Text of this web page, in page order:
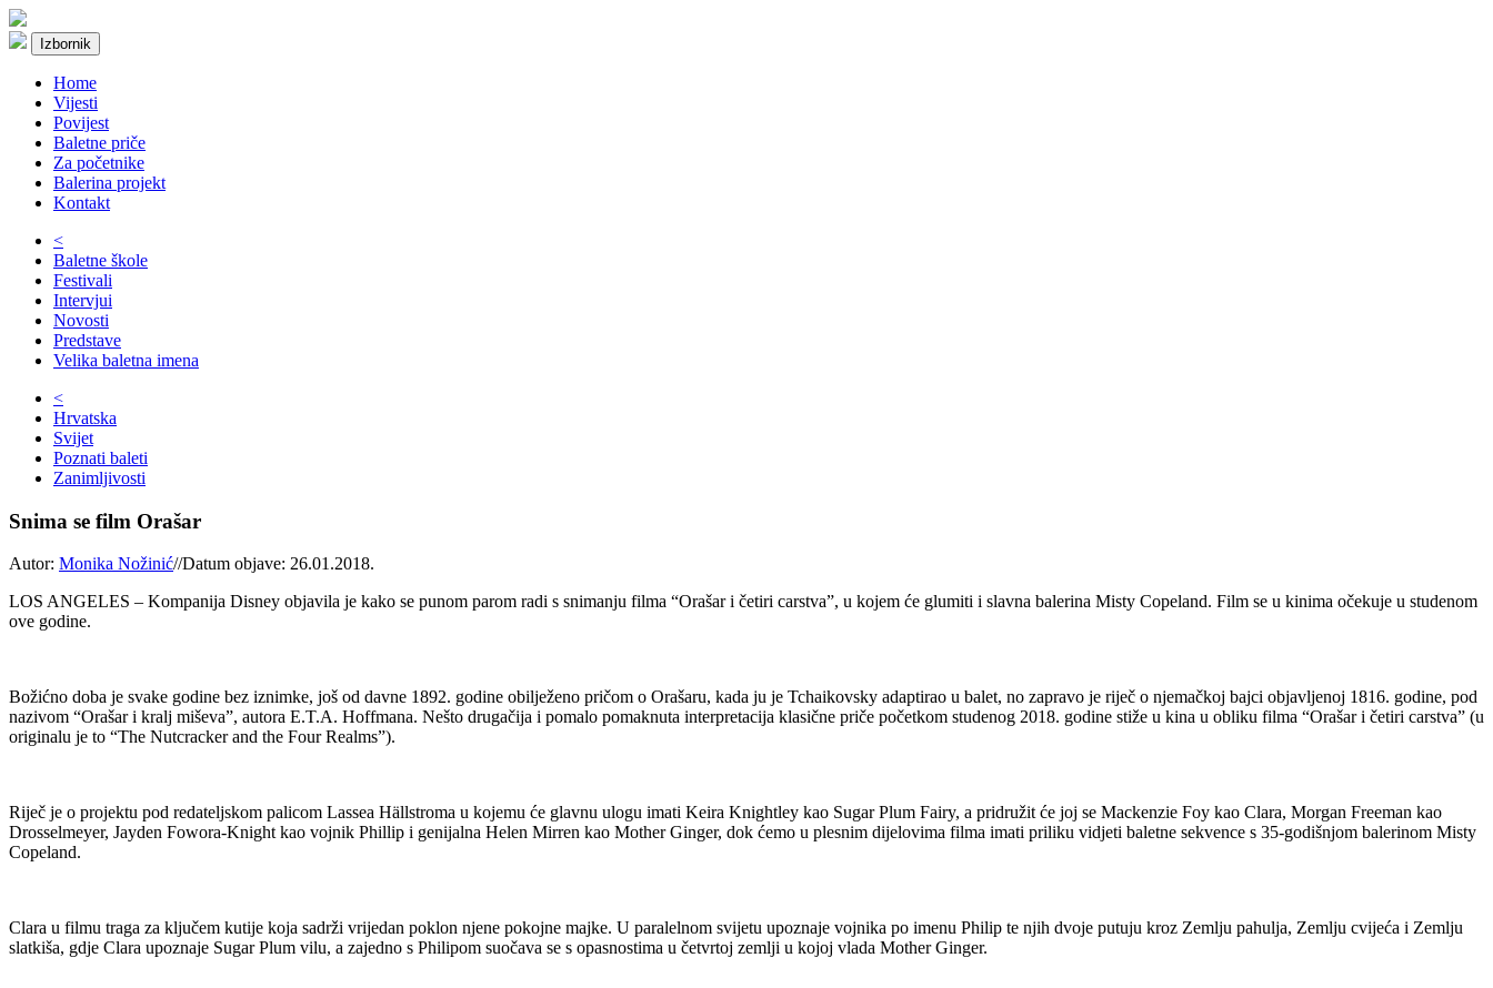
Izbornik
Home
Vijesti
Povijest
Baletne priče
Za početnike
Balerina projekt
Kontakt
<
Baletne škole
Festivali
Intervjui
Novosti
Predstave
Velika baletna imena
<
Hrvatska
Svijet
Poznati baleti
Zanimljivosti
Snima se film Orašar
Autor: Monika Nožinić//Datum objave: 26.01.2018.
LOS ANGELES – Kompanija Disney objavila je kako se punom parom radi s snimanju filma “Orašar i četiri carstva”, u kojem će glumiti i slavna balerina Misty Copeland. Film se u kinima očekuje u studenom
ove godine.
Božićno doba je svake godine bez iznimke, još od davne 1892. godine obilježeno pričom o Orašaru, kada ju je Tchaikovsky adaptirao u balet, no zapravo je riječ o njemačkoj bajci objavljenoj 1816. godine, pod
nazivom “Orašar i kralj miševa”, autora E.T.A. Hoffmana. Nešto drugačija i pomalo pomaknuta interpretacija klasične priče početkom studenog 2018. godine stiže u kina u obliku filma “Orašar i četiri carstva” (u
originalu je to “The Nutcracker and the Four Realms”).
Riječ je o projektu pod redateljskom palicom Lassea Hällstroma u kojemu će glavnu ulogu imati Keira Knightley kao Sugar Plum Fairy, a pridružit će joj se Mackenzie Foy kao Clara, Morgan Freeman kao
Drosselmeyer, Jayden Fowora-Knight kao vojnik Phillip i genijalna Helen Mirren kao Mother Ginger, dok ćemo u plesnim dijelovima filma imati priliku vidjeti baletne sekvence s 35-godišnjom balerinom Misty
Copeland.
Clara u filmu traga za ključem kutije koja sadrži vrijedan poklon njene pokojne majke. U paralelnom svijetu upoznaje vojnika po imenu Philip te njih dvoje putuju kroz Zemlju pahulja, Zemlju cvijeća i Zemlju
slatkiša, gdje Clara upoznaje Sugar Plum vilu, a zajedno s Philipom suočava se s opasnostima u četvrtoj zemlji u kojoj vlada Mother Ginger.